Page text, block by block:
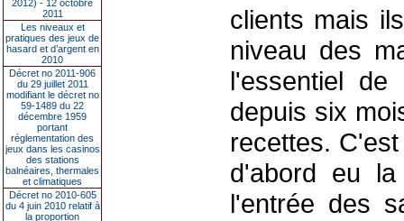
2012) - 12 octobre
2011
Les niveaux et
pratiques des jeux de
hasard et d’argent en
2010
Décret no 2011-906
du 29 juillet 2011
modifiant le décret no
59-1489 du 22
décembre 1959
portant
réglementation des
jeux dans les casinos
des stations
balnéaires, thermales
et climatiques
Décret no 2010-605
du 4 juin 2010 relatif à
la proportion
clients mais
niveau des
l'essentiel
depuis six
recettes.
d'abord eu
l'entrée des